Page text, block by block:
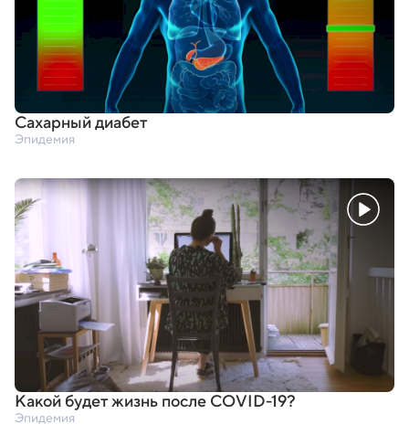
Сахарный диабет
Эпидемия
Какой будет жизнь после COVID-19?
Эпидемия